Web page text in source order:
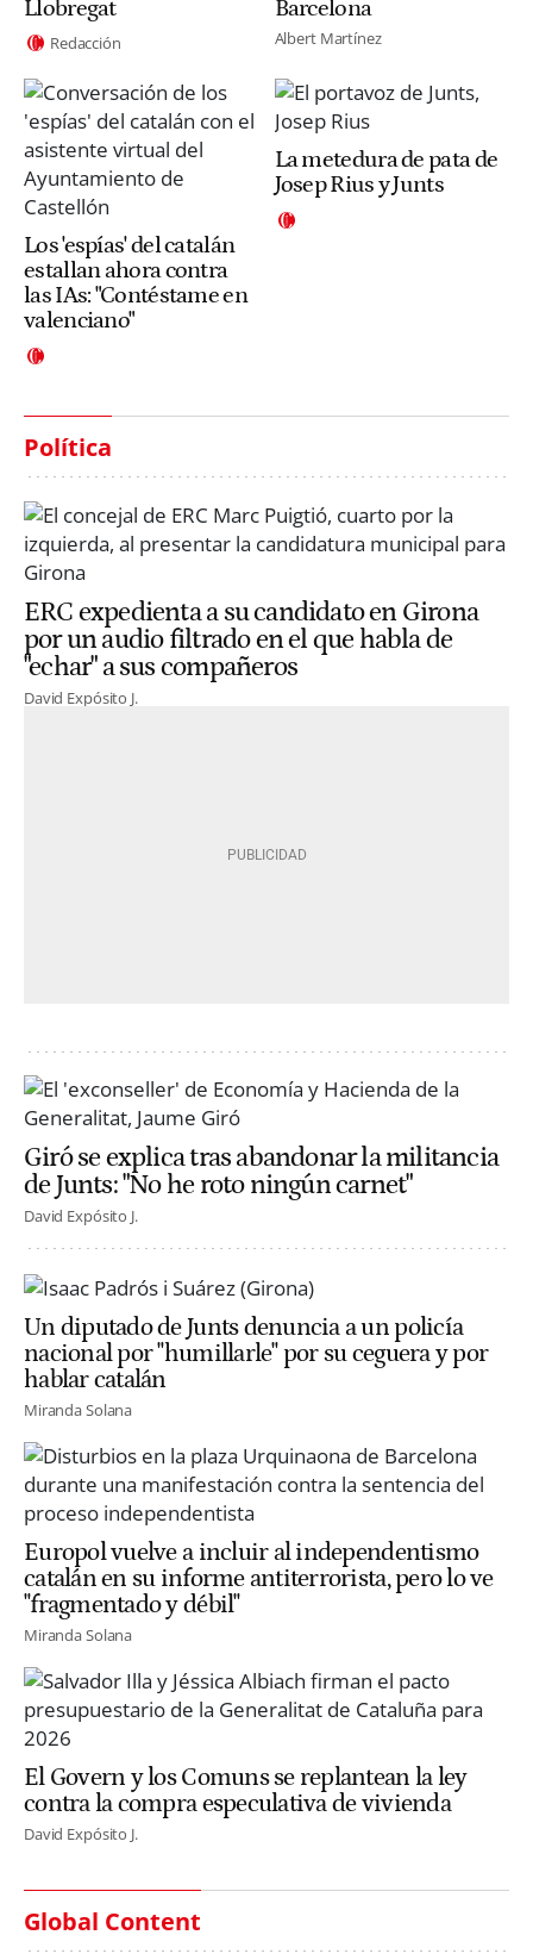
Llobregat
Redacción
Barcelona
Albert Martínez
Los 'espías' del catalán
estallan ahora contra
las IAs: "Contéstame en
valenciano"
La metedura de pata de
Josep Rius y Junts
Política
ERC expedienta a su candidato en Girona
por un audio filtrado en el que habla de
"echar" a sus compañeros
David Expósito J.
Giró se explica tras abandonar la militancia
de Junts: "No he roto ningún carnet"
David Expósito J.
Un diputado de Junts denuncia a un policía
nacional por "humillarle" por su ceguera y por
hablar catalán
Miranda Solana
Europol vuelve a incluir al independentismo
catalán en su informe antiterrorista, pero lo ve
"fragmentado y débil"
Miranda Solana
El Govern y los Comuns se replantean la ley
contra la compra especulativa de vivienda
David Expósito J.
Global Content